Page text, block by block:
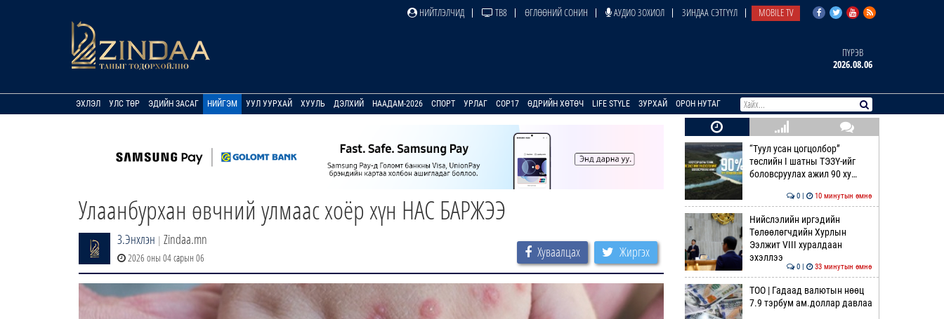
НИЙТЛЭЛЧИД ТВ8 ӨГЛӨӨНИЙ СОНИН АУДИО ЗОХИОЛ ЗИНДАА СЭТГҮҮЛ MOBILE TV
ПҮРЭВ
2026.08.06
ЭХЛЭЛ УЛС ТӨР ЭДИЙН ЗАСАГ НИЙГЭМ УУЛ УУРХАЙ ХУУЛЬ ДЭЛХИЙ НААДАМ-2026 СПОРТ УРЛАГ COP17 ӨДРИЙН ХӨТӨЧ LIFE STYLE ЗУРХАЙ ОРОН НУТАГ
Улаанбурхан өвчний улмаас хоёр хүн НАС БАРЖЭЭ
З.Энхлэн | Zindaa.mn
2026 оны 04 сарын 06 Хуваалцах Жиргэх
“Туул усан цогцолбор”
төслийн I шатны ТЭЗҮ-ийг
боловсруулах ажил 90 ху…
0 | 10 минутын өмнө
Нийслэлийн иргэдийн
Төлөөлөгчдийн Хурлын
Ээлжит VIII хуралдаан
эхэллээ
0 | 33 минутын өмнө
ТОО | Гадаад валютын нөөц
7.9 тэрбум ам.доллар давлаа